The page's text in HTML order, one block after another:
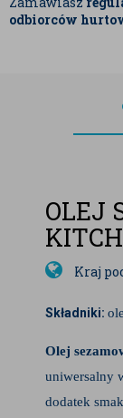
odbiorców
OLEJ
Kraj
Składniki:
Olej
uniwersalny
dodatek